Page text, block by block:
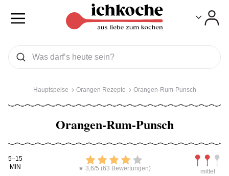
Was wollen Sie suchen
Suchen
Hauptspeise Orangen Rezepte Orangen-Rum-Punsch
Orangen-Rum-Punsch
Kochdauer
5–15
MIN
Bewerten
★ 3,6/5 (63 Bewertungen) mittel